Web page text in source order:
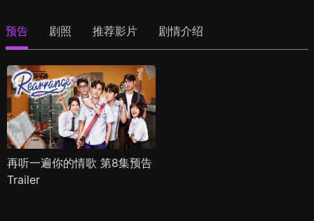
预告 剧照 推荐影片 剧情介绍
再听一遍你的情歌 第8集预告
Trailer